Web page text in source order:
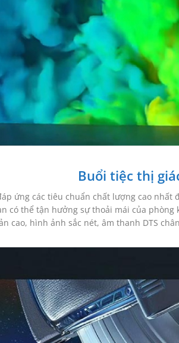
Buổi tiệc thị
ứng các tiêu chuẩn chất lượng cao
có thể tận hưởng sự thoải mái của
cao, hình ảnh sắc nét, âm thanh DTS